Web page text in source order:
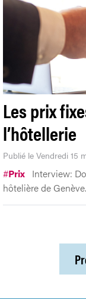
Les prix
l’hôtellerie
Publié le Vendredi 15
#Prix Interview:
hôtelière de Genève.